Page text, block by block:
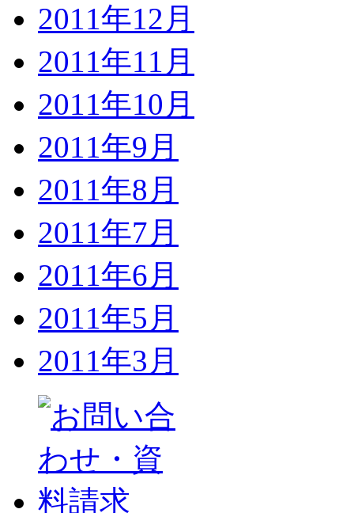
2011年12月
2011年11月
2011年10月
2011年9月
2011年8月
2011年7月
2011年6月
2011年5月
2011年3月